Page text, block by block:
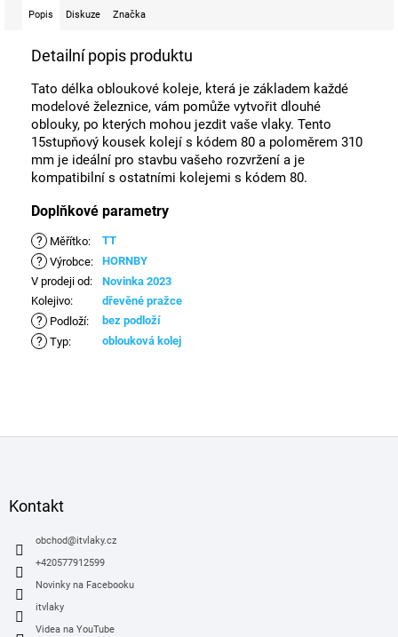
Popis Diskuze Značka
Detailní popis produktu
Tato délka obloukové koleje, která je základem každé
modelové železnice, vám pomůže vytvořit dlouhé
oblouky, po kterých mohou jezdit vaše vlaky. Tento
15stupňový kousek kolejí s kódem 80 a poloměrem 310
mm je ideální pro stavbu vašeho rozvržení a je
kompatibilní s ostatními kolejemi s kódem 80.
Doplňkové parametry
? Měřítko: TT
? Výrobce:
HORNBY
V prodeji od:
Novinka 2023
Kolejivo: dřevěné pražce
? Podloží: bez podloží
? Typ: oblouková kolej
Kontakt
obchod@itvlaky.cz
+420577912599
Novinky na Facebooku
itvlaky
Videa na YouTube